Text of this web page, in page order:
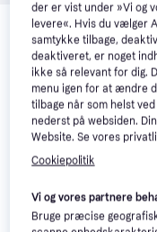
Relaterede
Se vores forslag til
interesser. Vis alle
Trender
der er vist under »Vi og
levere«. Hvis du vælger
samtykke tilbage,
deaktiveret, er noget
ikke så relevant for dig.
menu igen for at ændre
tilbage når som helst
nederst på websiden.
Website. Se vores
Cookiepolitik
Vi og vores partnere
Bruge præcise